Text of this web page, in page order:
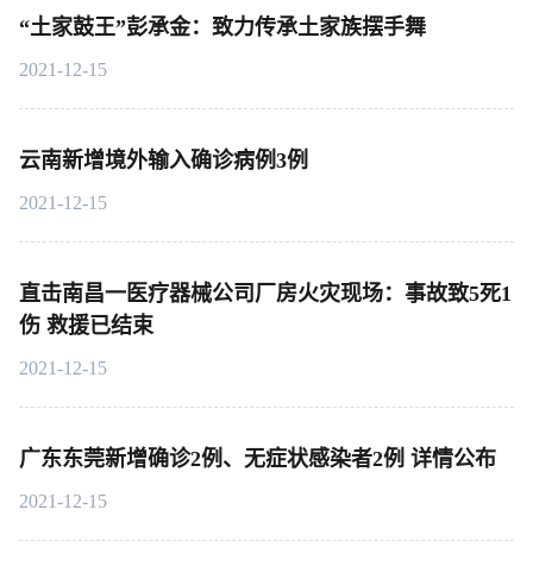
“土家鼓王”彭承金：致力传承土家族摆手舞
2021-12-15
云南新增境外输入确诊病例3例
2021-12-15
直击南昌一医疗器械公司厂房火灾现场：事故致5死1
伤 救援已结束
2021-12-15
广东东莞新增确诊2例、无症状感染者2例 详情公布
2021-12-15